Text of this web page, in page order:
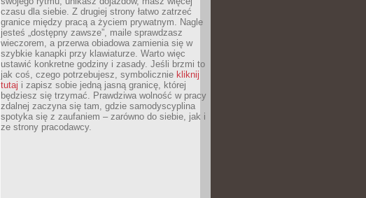
czasu dla siebie. Z drugiej strony łatwo zatrzeć
granice między pracą a życiem prywatnym. Nagle
jesteś „dostępny zawsze”, maile sprawdzasz
wieczorem, a przerwa obiadowa zamienia się w
szybkie kanapki przy klawiaturze. Warto więc
ustawić konkretne godziny i zasady. Jeśli brzmi to
jak coś, czego potrzebujesz, symbolicznie kliknij
tutaj i zapisz sobie jedną jasną granicę, której
będziesz się trzymać. Prawdziwa wolność w pracy
zdalnej zaczyna się tam, gdzie samodyscyplina
spotyka się z zaufaniem – zarówno do siebie, jak i
ze strony pracodawcy.